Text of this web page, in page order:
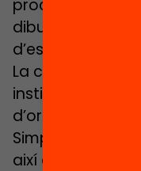
procés de canvi,
dibuixat
d’escola
La col·laboració
institucions ens
d’organitzar,
Simposi sobre
així aquest